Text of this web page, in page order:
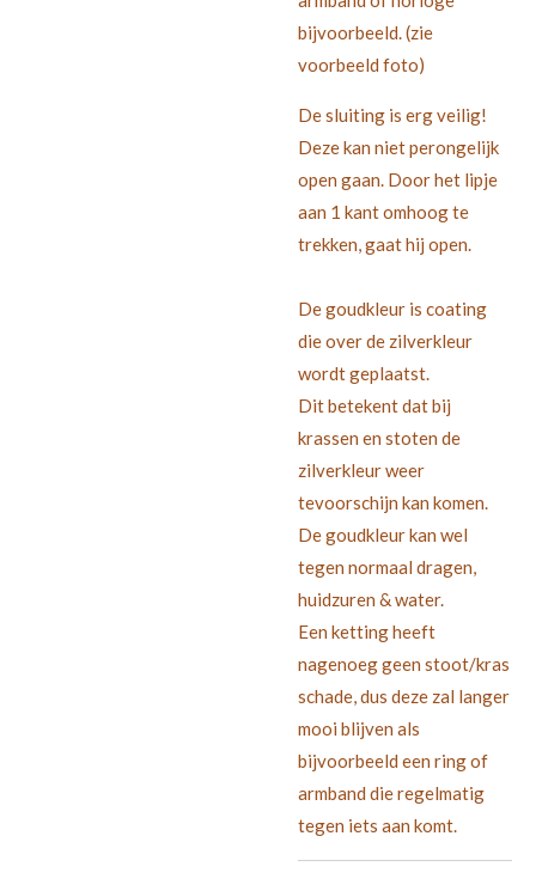
bijvoorbeeld. (zie
voorbeeld foto)
De sluiting is erg veilig!
Deze kan niet perongelijk
open gaan. Door het lipje
aan 1 kant omhoog te
trekken, gaat hij open.
De goudkleur is coating
die over de zilverkleur
wordt geplaatst.
Dit betekent dat bij
krassen en stoten de
zilverkleur weer
tevoorschijn kan komen.
De goudkleur kan wel
tegen normaal dragen,
huidzuren & water.
Een ketting heeft
nagenoeg geen stoot/kras
schade, dus deze zal langer
mooi blijven als
bijvoorbeeld een ring of
armband die regelmatig
tegen iets aan komt.